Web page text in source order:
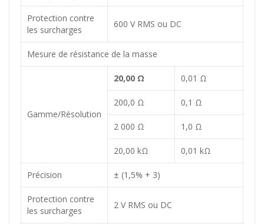
Protection contre
les surcharges
600 V RMS ou DC
Mesure de résistance de la masse
Gamme/Résolution
20,00 Ω 0,01 Ω
200,0 Ω 0,1 Ω
2 000 Ω 1,0 Ω
20,00 kΩ 0,01 kΩ
Précision ± (1,5% + 3)
Protection contre
les surcharges
2 V RMS ou DC